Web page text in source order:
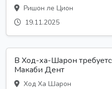
Ришон ле Цион
19.11.2025
В Ход-ха-Шарон
Макаби Дент
Ход Ха Шарон